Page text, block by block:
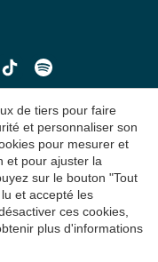
Carasso
de tiers pour faire
et personnaliser son
pour mesurer et
et pour ajuster la
sur le bouton "Tout
et accepté les
ces cookies,
plus d'informations